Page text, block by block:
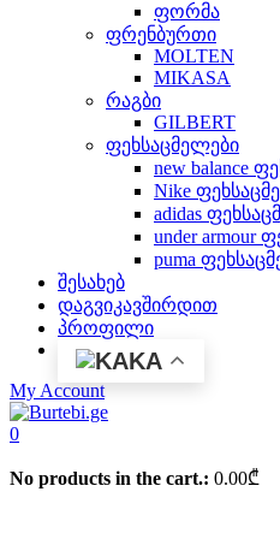
ფორმა
ფრენბურთი
MOLTEN
MIKASA
რაგბი
GILBERT
ფეხსაცმელები
new balance
Nike
adidas
under armour
puma
შესახებ
დაგვიკავშირდით
პროფილი
KA
My Account
0
No products in the cart.: 0.00₾